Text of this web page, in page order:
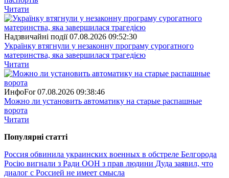
Читати
Надзвичайні події 07.08.2026 09:52:30
Українку втягнули у незаконну програму сурогатного
материнства, яка завершилася трагедією
Читати
ИнфоFor 07.08.2026 09:38:46
Можно ли установить автоматику на старые распашные
ворота
Читати
Популярнi статтi
Россия обвинила украинских военных в обстреле Белгорода
Росію вигнали з Ради ООН з прав людини Дуда заявил, что
диалог с Россией не имеет смысла